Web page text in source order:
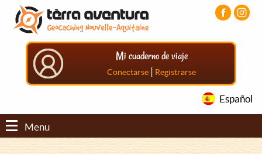
Pasar
contenido
principal
Pasar
menú
principal
Pasar
principal
Mi cuaderno de viaje
Conectarse | Registrarse
Español
Menu